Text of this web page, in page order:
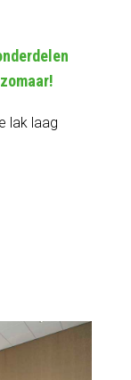
lak laag